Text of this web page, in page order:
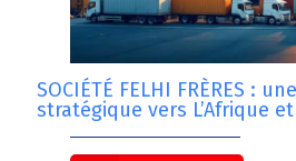
SOCIÉTÉ FELHI FRÈRES :
stratégique vers L’Afrique